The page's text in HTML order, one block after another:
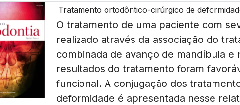
Tratamento ortodôntico-cirúrgico de
O tratamento de uma paciente com
realizado através da associação do
combinada de avanço de mandíbula
resultados do tratamento foram
funcional. A conjugação dos
deformidade é apresentada nesse